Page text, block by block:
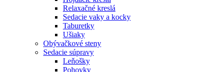
Relaxačné kreslá
Sedacie vaky a kocky
Taburetky
Ušiaky
Obývačkové steny
Sedacie súpravy
Leňošky
Pohovky